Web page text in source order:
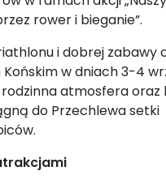
rower i bieganie”.
i dobrej zabawy
w dniach 3-4
rodzinna atmosfera oraz
do Przechlewa setki